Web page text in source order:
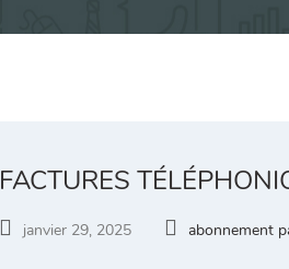
FACTURES
janvier 29, 2025 abonnement